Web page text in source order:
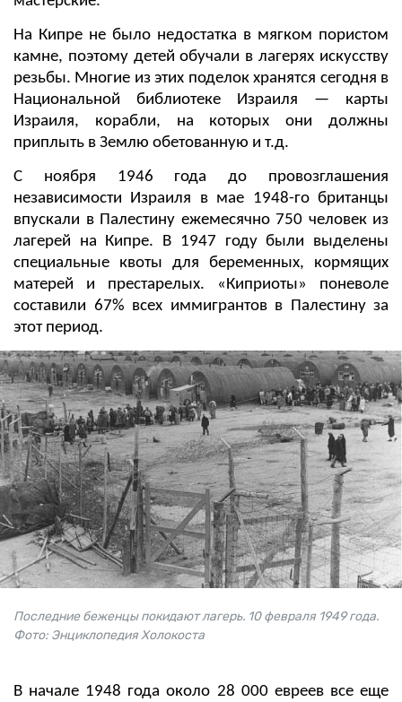
На Кипре не было недостатка в мягком пористом
камне, поэтому детей обучали в лагерях искусству
резьбы. Многие из этих поделок хранятся сегодня в
Национальной библиотеке Израиля — карты
Израиля, корабли, на которых они должны
приплыть в Землю обетованную и т.д.
С ноября 1946 года до провозглашения
независимости Израиля в мае 1948-го британцы
впускали в Палестину ежемесячно 750 человек из
лагерей на Кипре. В 1947 году были выделены
специальные квоты для беременных, кормящих
матерей и престарелых. «Киприоты» поневоле
составили 67% всех иммигрантов в Палестину за
этот период.
Последние беженцы покидают лагерь. 10 февраля 1949 года.
Фото: Энциклопедия Холокоста
В начале 1948 года около 28 000 евреев все еще